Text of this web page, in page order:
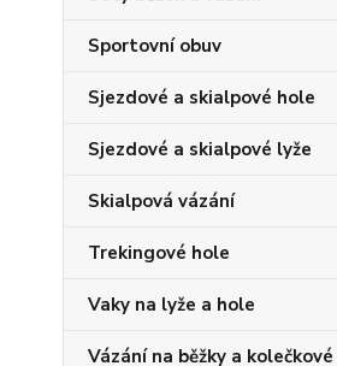
Sportovní obuv
Sjezdové a skialpové hole
Sjezdové a skialpové lyže
Skialpová vázání
Trekingové hole
Vaky na lyže a hole
Vázání na běžky a kolečkové